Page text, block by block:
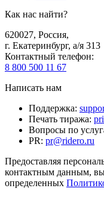
Как нас найти?
620027, Россия,
г. Екатеринбург, а/я 313
Контактный телефон:
8 800 500 11 67
Написать нам
Поддержка:
Печать тиража:
Вопросы по
PR: pr@ridero.ru
Предоставляя
контактным данным, вы
определенных